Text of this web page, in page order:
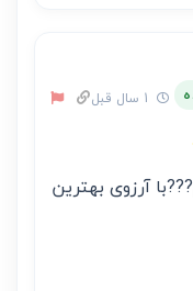
آرزوی بهترین